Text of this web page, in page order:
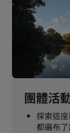
團體活
探索這
都遍布